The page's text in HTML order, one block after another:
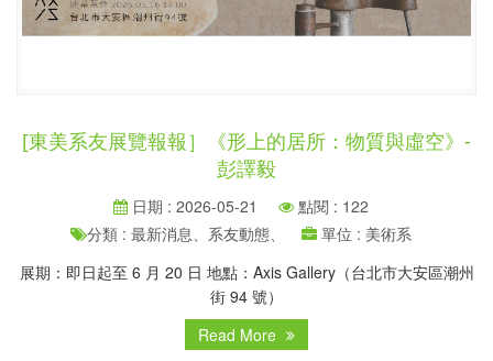
[東美系友展覽報報］《形上的居所：物質與虛空》-
彭譯毅
日期 : 2026-05-21
點閱 : 122
分類 : 最新消息、系友動態、
單位 : 美術系
展期：即日起至 6 月 20 日 地點：Axis Gallery（台北市大安區潮州
街 94 號）
Read More